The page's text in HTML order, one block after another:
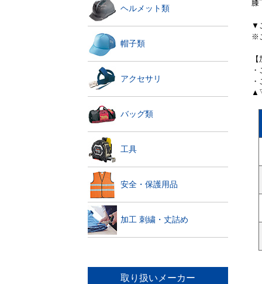
ヘルメット類
帽子類
アクセサリ
バッグ類
工具
安全・保護用品
加工 刺繍・丈詰め
取り扱いメーカー
膝
▼
※